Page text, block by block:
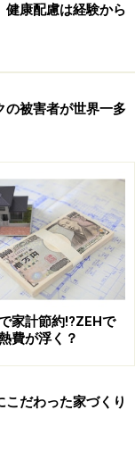
の太陽光発電な
らないうえ、ち
るということで
のは、省エネ住
必要になるとい
ぎしてくれるく
時に250万～300
仮に単純計算で
すると計算する
るということに
過半数がZEHと
る人をサポート
康配慮は経験から
の被害者が世界一多
家計節約!?ZEHで
費が浮く？
こだわった家づくり